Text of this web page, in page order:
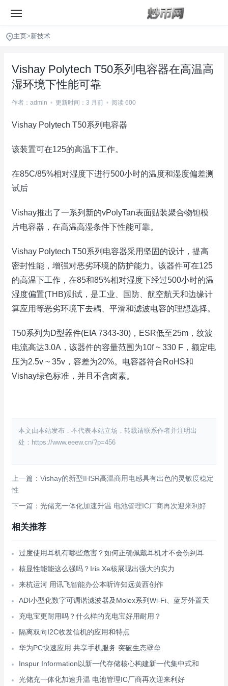
主页>新技术
Vishay Polytech T50系列电容器在高温高
湿环境下性能可靠
作者：admin • 更新时间：3 月前 • 阅读 600
Vishay Polytech T50系列电容器
该装置可在125的高温下工作。
在85C/85%相对湿度下进行500小时的温度和湿度偏差测
试后
Vishay推出了一系列新的vPolyTan表面贴装聚合物钽模
片电容器，在高温高湿条件下性能可靠。
Vishay Polytech T50系列电容器采用坚固的设计，提高
密封性能，增强对恶劣环境的防护能力。该器件可在125
的高温下工作，在85和85%相对湿度下经过500小时的温
湿度偏置(THB)测试，是工业、国防、航空航天和边缘计
算应用等恶劣环境下去耦、平滑和滤波电容的理想选择。
T50系列为D型器件(EIA 7343-30)，ESR低至25m，纹波
电流高达3.0A，该器件的容量范围为10f ~ 330 F，额定电
压为2.5v ~ 35v，容差为20%。电容器符合RoHS和
Vishay绿色标准，并且不含卤素。
本文由本站发布，不代表本站立场，转载请联系作者并注明出
处：https://www.eeew.cn/?p=456
上一篇：Vishay的新型IHSR高温商用电感具有出色的灵敏度稳定
性
下一篇：光储充一体化加速升温 电池管理IC厂商再次迎来利好
相关推荐
过度使用耳机有哪些危害？如何正确佩戴耳机才不会伤到耳
核显性能能这么强吗？Iris Xe核展现出强大的实力
来杭运河 用讯飞智能办公本听许知远黄西创作
ADI小型化数字可调谐滤波器及Molex系列Wi-Fi、蓝牙外置天
充电宝更耐用吗？什么样的充电宝好用耐用？
隔离双向I2C收发信机的应用和特点
华为PC快速应用:共享手机服务 突破生态壁垒
Inspur Information以新一代存储核心构建新一代集中式和
光储充一体化加速升温 电池管理IC厂商再次迎来利好